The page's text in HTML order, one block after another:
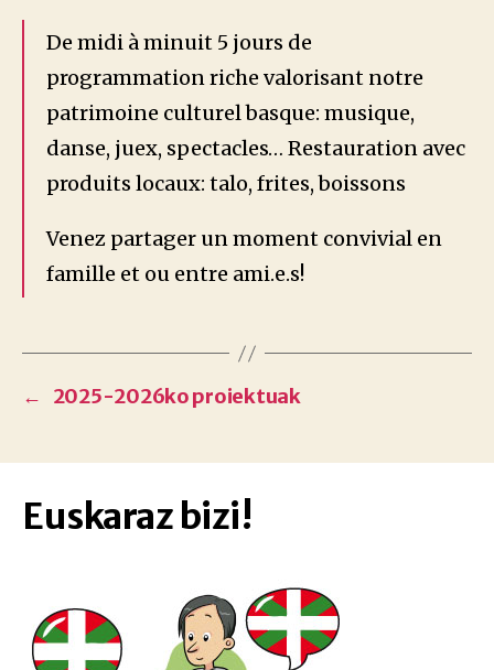
De midi à minuit 5 jours de
programmation riche valorisant notre
patrimoine culturel basque: musique,
danse, juex, spectacles… Restauration avec
produits locaux: talo, frites, boissons
Venez partager un moment convivial en
famille et ou entre ami.e.s!
← 2025-2026ko proiektuak
Euskaraz bizi!